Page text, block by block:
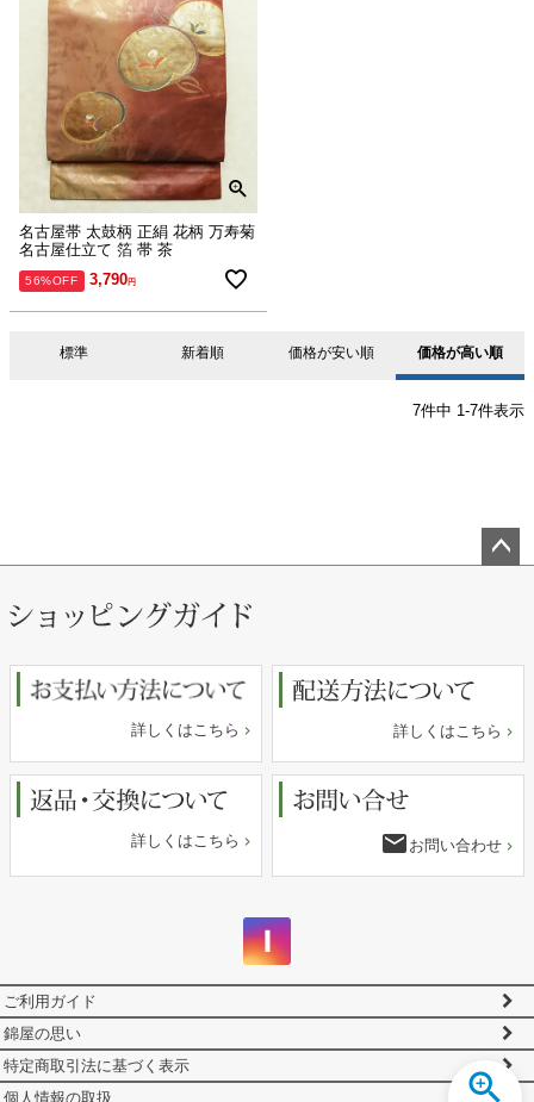
名古屋帯 太鼓柄 正絹 花柄 万寿菊
名古屋仕立て 箔 帯 茶
56%OFF 3,790
標準 新着順 価格が安い順 価格が高い順
7件中 1 -7件表示
詳しくはこちら 詳しくはこちら
詳しくはこちら email お問い合わせ
ご利用ガイド
錦屋の思い
特定商取引法に基づく表示
個人情報の取扱